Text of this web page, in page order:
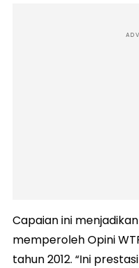
Capaian ini
memperoleh Opini
tahun 2012. “Ini